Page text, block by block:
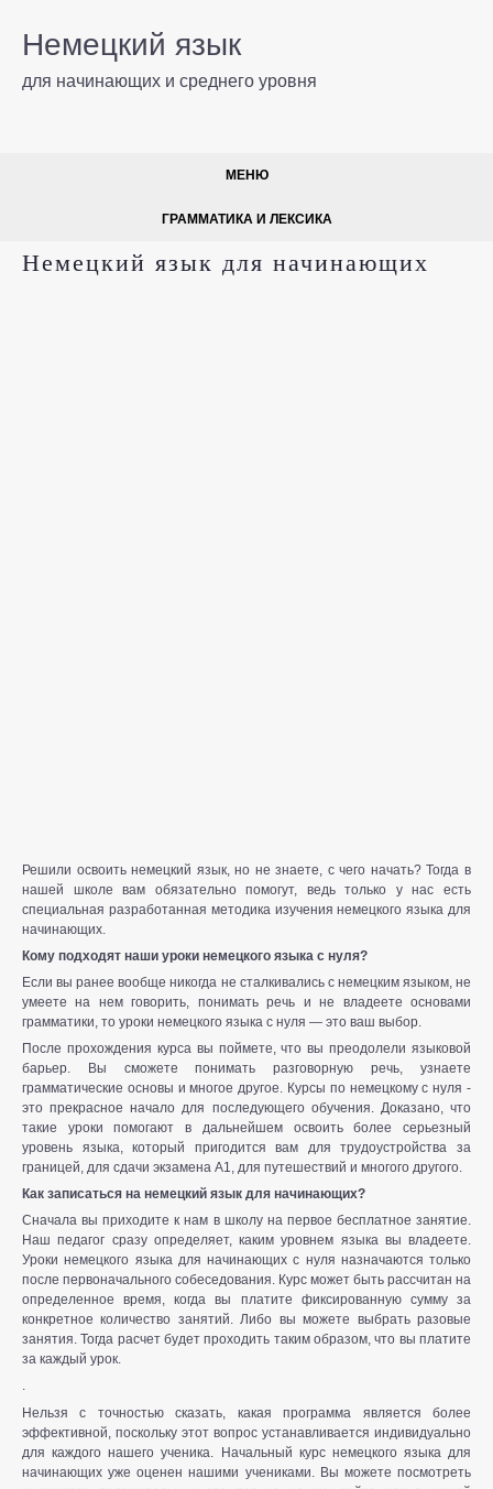
Немецкий язык
для начинающих и среднего уровня
МЕНЮ
ГРАММАТИКА И ЛЕКСИКА
Немецкий язык для начинающих
Решили освоить немецкий язык, но не знаете, с чего начать? Тогда в
нашей школе вам обязательно помогут, ведь только у нас есть
специальная разработанная методика изучения немецкого языка для
начинающих.
Кому подходят наши уроки немецкого языка с нуля?
Если вы ранее вообще никогда не сталкивались с немецким языком, не
умеете на нем говорить, понимать речь и не владеете основами
грамматики, то уроки немецкого языка с нуля — это ваш выбор.
После прохождения курса вы поймете, что вы преодолели языковой
барьер. Вы сможете понимать разговорную речь, узнаете
грамматические основы и многое другое. Курсы по немецкому с нуля -
это прекрасное начало для последующего обучения. Доказано, что
такие уроки помогают в дальнейшем освоить более серьезный
уровень языка, который пригодится вам для трудоустройства за
границей, для сдачи экзамена А1, для путешествий и многого другого.
Как записаться на немецкий язык для начинающих?
Сначала вы приходите к нам в школу на первое бесплатное занятие.
Наш педагог сразу определяет, каким уровнем языка вы владеете.
Уроки немецкого языка для начинающих с нуля назначаются только
после первоначального собеседования. Курс может быть рассчитан на
определенное время, когда вы платите фиксированную сумму за
конкретное количество занятий. Либо вы можете выбрать разовые
занятия. Тогда расчет будет проходить таким образом, что вы платите
за каждый урок.
.
Нельзя с точностью сказать, какая программа является более
эффективной, поскольку этот вопрос устанавливается индивидуально
для каждого нашего ученика. Начальный курс немецкого языка для
начинающих уже оценен нашими учениками. Вы можете посмотреть